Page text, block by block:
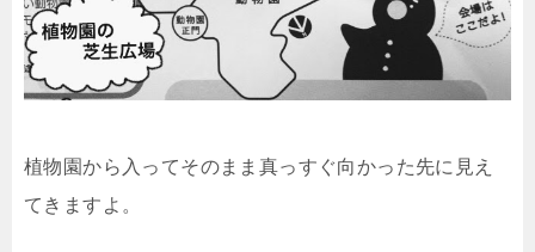
植物園から入ってそのまま真っすぐ向かった先に見え
てきますよ。